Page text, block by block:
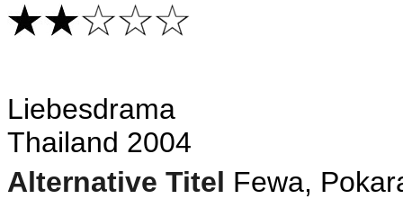
Liebesdrama
Thailand 2004
Alternative Titel Fewa,